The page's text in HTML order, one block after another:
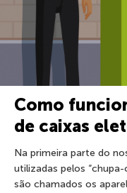
Como
de caixas
Na primeira parte do
utilizadas pelos
são chamados os